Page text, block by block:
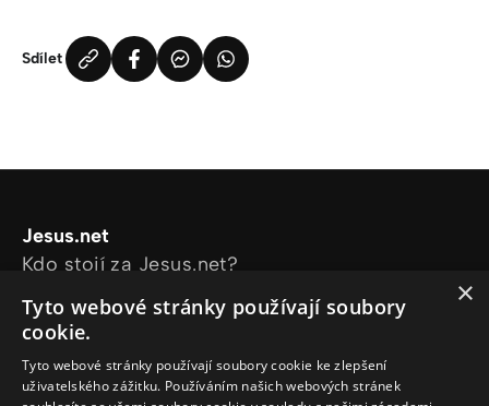
Sdílet
Jesus.net
Kdo stojí za Jesus.net?
Články
Online kurzy
×
Tyto webové stránky používají soubory
cookie.
Tyto webové stránky používají soubory cookie ke zlepšení
uživatelského zážitku. Používáním našich webových stránek